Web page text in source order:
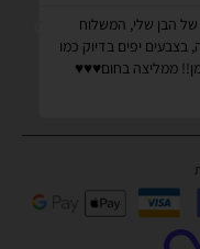
של הבן שלי, המשלוח
יפים בדיוק כמו
ממליצה בחום♥️♥️♥️